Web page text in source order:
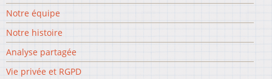
Notre équipe
Notre histoire
Analyse partagée
Vie privée et RGPD